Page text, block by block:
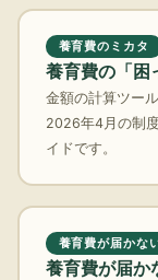
養育費のミカタ
養育費の「困
金額の計算ツー
2026年4月の制
イドです。
養育費が届かな
養育費が届か